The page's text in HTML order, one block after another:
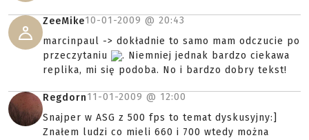
ZeeMike10-01-2009 @ 20:43
marcinpaul -> dokładnie to samo mam odczucie po
przeczytaniu
. Niemniej jednak bardzo ciekawa
replika, mi się podoba. No i bardzo dobry tekst!
Regdorn11-01-2009 @ 12:00
Snajper w ASG z 500 fps to temat dyskusyjny:]
Znałem ludzi co mieli 660 i 700 wtedy można